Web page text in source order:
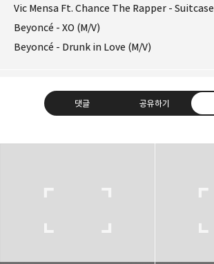
Vic Mensa Ft. Chance The Rapper - Suitcase
Beyoncé - XO (M/V)
Beyoncé - Drunk in Love (M/V)
댓글 공유하기
kjgsb
구독하기